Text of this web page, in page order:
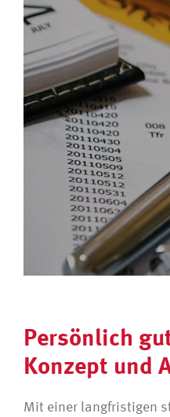
Persönlich
Konzept und
Mit einer langfristigen